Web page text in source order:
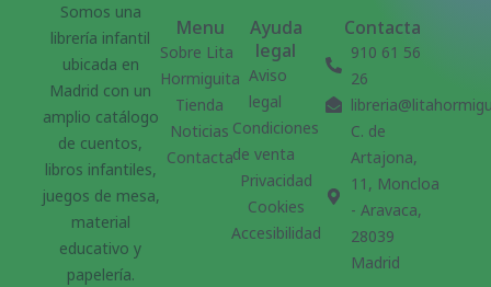
Somos una
librería infantil
ubicada en
Madrid con un
amplio catálogo
de cuentos,
libros infantiles,
juegos de mesa,
material
educativo y
papelería.
Menu
Sobre Lita
Hormiguita
Tienda
Noticias
Contacta
Ayuda
legal
Aviso
legal
Condiciones
de venta
Privacidad
Cookies
Accesibilidad
Contacta
910 61 56
26
C. de
Artajona,
11, Moncloa
- Aravaca,
28039
Madrid